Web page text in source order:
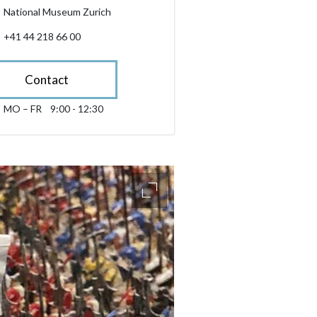
National Museum Zurich
+41 44 218 66 00
Contact
only.opening_hours
Monday till Friday 09:00 - 12:30
MO – FR 9:00 - 12:30